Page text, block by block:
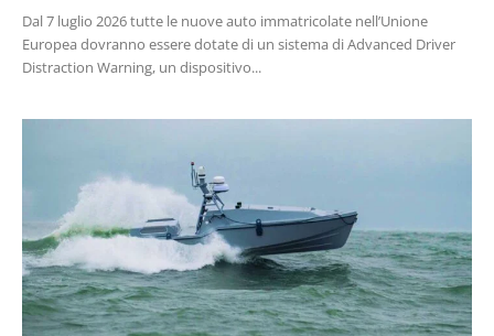
Dal 7 luglio 2026 tutte le nuove auto immatricolate nell’Unione
Europea dovranno essere dotate di un sistema di Advanced Driver
Distraction Warning, un dispositivo...